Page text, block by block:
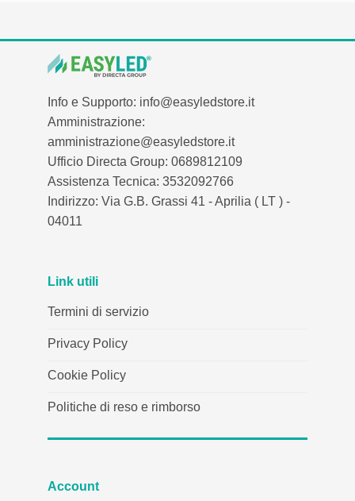
Info e Supporto: info@easyledstore.it
Amministrazione:
amministrazione@easyledstore.it
Ufficio Directa Group: 0689812109
Assistenza Tecnica: 3532092766
Indirizzo: Via G.B. Grassi 41 - Aprilia ( LT ) -
04011
Link utili
Termini di servizio
Privacy Policy
Cookie Policy
Politiche di reso e rimborso
Account